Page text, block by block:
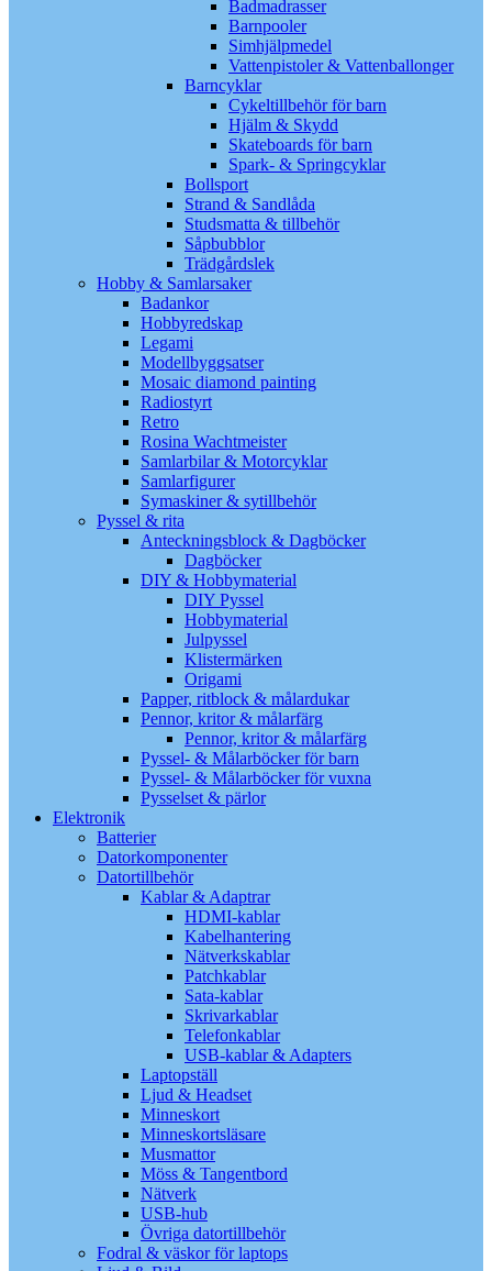
Badmadrasser
Barnpooler
Simhjälpmedel
Vattenpistoler & Vattenballonger
Barncyklar
Cykeltillbehör för barn
Hjälm & Skydd
Skateboards för barn
Spark- & Springcyklar
Bollsport
Strand & Sandlåda
Studsmatta & tillbehör
Såpbubblor
Trädgårdslek
Hobby & Samlarsaker
Badankor
Hobbyredskap
Legami
Modellbyggsatser
Mosaic diamond painting
Radiostyrt
Retro
Rosina Wachtmeister
Samlarbilar & Motorcyklar
Samlarfigurer
Symaskiner & sytillbehör
Pyssel & rita
Anteckningsblock & Dagböcker
Dagböcker
DIY & Hobbymaterial
DIY Pyssel
Hobbymaterial
Julpyssel
Klistermärken
Origami
Papper, ritblock & målardukar
Pennor, kritor & målarfärg
Pennor, kritor & målarfärg
Pyssel- & Målarböcker för barn
Pyssel- & Målarböcker för vuxna
Pysselset & pärlor
Elektronik
Batterier
Datorkomponenter
Datortillbehör
Kablar & Adaptrar
HDMI-kablar
Kabelhantering
Nätverkskablar
Patchkablar
Sata-kablar
Skrivarkablar
Telefonkablar
USB-kablar & Adapters
Laptopställ
Ljud & Headset
Minneskort
Minneskortsläsare
Musmattor
Möss & Tangentbord
Nätverk
USB-hub
Övriga datortillbehör
Fodral & väskor för laptops